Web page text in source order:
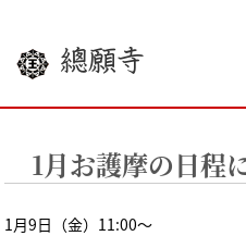
總願寺
1月お護摩の日程
1月9日（金）11:00〜